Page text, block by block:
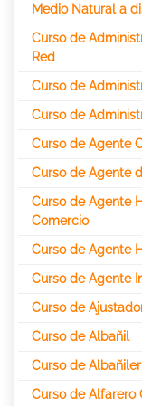
Medio Natural a
Curso de
Red
Curso de
Curso de
Curso de Agente
Curso de Agente
Curso de Agente
Comercio
Curso de Agente
Curso de Agente
Curso de
Curso de Albañil
Curso de
Curso de Alfarero